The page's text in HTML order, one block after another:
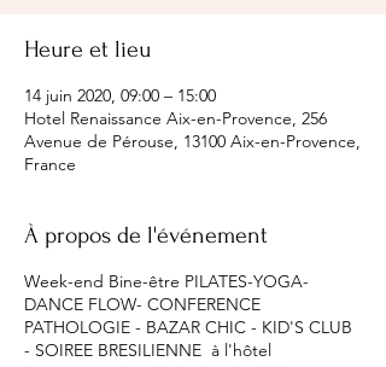
Heure et lieu
14 juin 2020, 09:00 – 15:00
Hotel Renaissance Aix-en-Provence, 256
Avenue de Pérouse, 13100 Aix-en-Provence,
France
À propos de l'événement
Week-end Bine-être PILATES-YOGA-
DANCE FLOW- CONFERENCE
PATHOLOGIE - BAZAR CHIC - KID'S CLUB
- SOIREE BRESILIENNE à l'hôtel